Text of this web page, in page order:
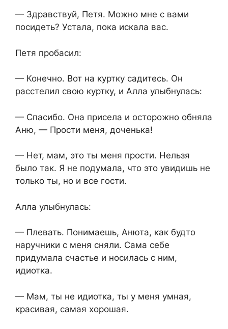
— Здравствуй, Петя. Можно мне с вами
посидеть? Устала, пока искала вас.
Петя пробасил:
— Конечно. Вот на куртку садитесь. Он
расстелил свою куртку, и Алла улыбнулась:
— Спасибо. Она присела и осторожно обняла
Аню, — Прости меня, доченька!
— Нет, мам, это ты меня прости. Нельзя
было так. Я не подумала, что это увидишь не
только ты, но и все гости.
Алла улыбнулась:
— Плевать. Понимаешь, Анюта, как будто
наручники с меня сняли. Сама себе
придумала счастье и носилась с ним,
идиотка.
— Мам, ты не идиотка, ты у меня умная,
красивая, самая хорошая.